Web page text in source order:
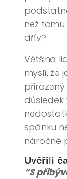
než
dřív?
Většina
myslí, že
přirozený
důsledek
spánku
náročné
Uvěřili
“S